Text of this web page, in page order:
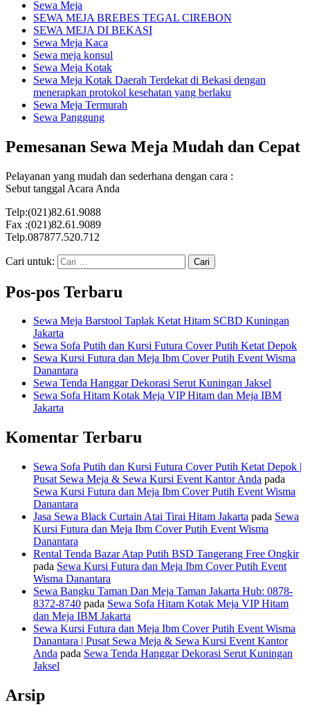
Sewa Meja
SEWA MEJA BREBES TEGAL CIREBON
SEWA MEJA DI BEKASI
Sewa Meja Kaca
Sewa meja konsul
Sewa Meja Kotak
Sewa Meja Kotak Daerah Terdekat di Bekasi dengan
menerapkan protokol kesehatan yang berlaku
Sewa Meja Termurah
Sewa Panggung
Pemesanan Sewa Meja Mudah dan Cepat
Pelayanan yang mudah dan sederhana dengan cara :
Sebut tanggal Acara Anda
Telp:(021)82.61.9088
Fax :(021)82.61.9089
Telp.087877.520.712
Cari untuk:
Pos-pos Terbaru
Sewa Meja Barstool Taplak Ketat Hitam SCBD Kuningan
Jakarta
Sewa Sofa Putih dan Kursi Futura Cover Putih Ketat Depok
Sewa Kursi Futura dan Meja Ibm Cover Putih Event Wisma
Danantara
Sewa Tenda Hanggar Dekorasi Serut Kuningan Jaksel
Sewa Sofa Hitam Kotak Meja VIP Hitam dan Meja IBM
Jakarta
Komentar Terbaru
Sewa Sofa Putih dan Kursi Futura Cover Putih Ketat Depok |
Pusat Sewa Meja & Sewa Kursi Event Kantor Anda pada
Sewa Kursi Futura dan Meja Ibm Cover Putih Event Wisma
Danantara
Jasa Sewa Black Curtain Atai Tirai Hitam Jakarta pada Sewa
Kursi Futura dan Meja Ibm Cover Putih Event Wisma
Danantara
Rental Tenda Bazar Atap Putih BSD Tangerang Free Ongkir
pada Sewa Kursi Futura dan Meja Ibm Cover Putih Event
Wisma Danantara
Sewa Bangku Taman Dan Meja Taman Jakarta Hub: 0878-
8372-8740 pada Sewa Sofa Hitam Kotak Meja VIP Hitam
dan Meja IBM Jakarta
Sewa Kursi Futura dan Meja Ibm Cover Putih Event Wisma
Danantara | Pusat Sewa Meja & Sewa Kursi Event Kantor
Anda pada Sewa Tenda Hanggar Dekorasi Serut Kuningan
Jaksel
Arsip